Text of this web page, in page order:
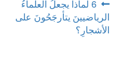
اتصل بنا
تصفّح
المقالات
Previous
post:
6 لماذا يجعلُ العلماءُ
الرﻳﺎضيينَ يتأرجَحُونَ على
الأشجارِ؟